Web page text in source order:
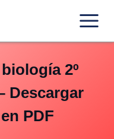
2º
Descargar
PDF